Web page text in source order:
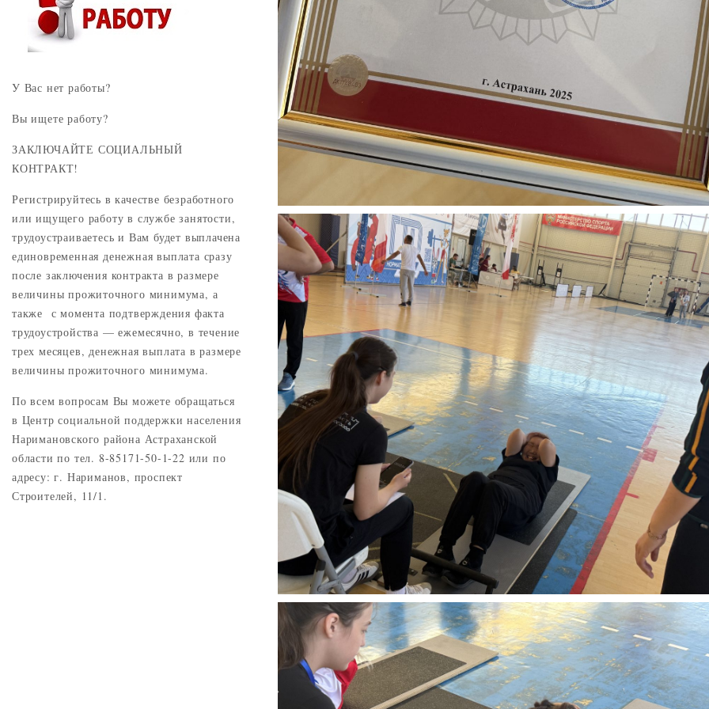
У Вас нет работы?
Вы ищете работу?
ЗАКЛЮЧАЙТЕ СОЦИАЛЬНЫЙ
КОНТРАКТ!
Регистрируйтесь в качестве безработного
или ищущего работу в службе занятости,
трудоустраиваетесь и Вам будет выплачена
единовременная денежная выплата сразу
после заключения контракта в размере
величины прожиточного минимума, а
также с момента подтверждения факта
трудоустройства — ежемесячно, в течение
трех месяцев, денежная выплата в размере
величины прожиточного минимума.
По всем вопросам Вы можете обращаться
в Центр социальной поддержки населения
Наримановского района Астраханской
области по тел. 8-85171-50-1-22 или по
адресу: г. Нариманов, проспект
Строителей, 11/1.